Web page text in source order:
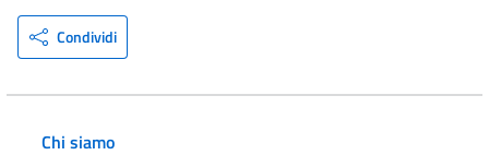
Condividi
Chi siamo